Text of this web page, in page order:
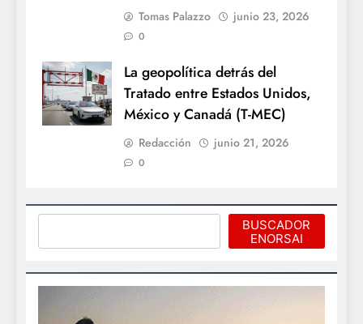
Tomas Palazzo junio 23, 2026
0
La geopolítica detrás del
Tratado entre Estados Unidos,
México y Canadá (T-MEC)
Redacción junio 21, 2026
0
BUSCADOR
ENORSAI